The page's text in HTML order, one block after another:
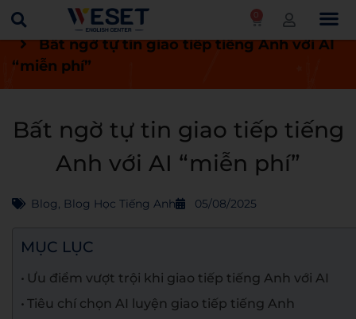
0
Trang chủ Blog
Blog học tiếng Anh
Bất ngờ tự tin giao tiếp tiếng Anh với AI
“miễn phí”
Bất ngờ tự tin giao tiếp tiếng
Anh với AI “miễn phí”
Blog, Blog Học Tiếng Anh 05/08/2025
MỤC LỤC
Ưu điểm vượt trội khi giao tiếp tiếng Anh với AI
Tiêu chí chọn AI luyện giao tiếp tiếng Anh